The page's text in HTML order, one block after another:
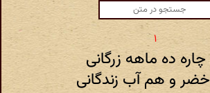
ده‌ ماهه زرگانی
و هم آب زندگانی